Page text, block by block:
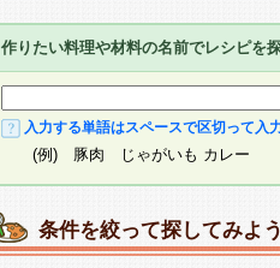
作りたい料理や材料の名前でレシピを
入力する単語はスペースで区切って入
(例) 豚肉 じゃがいも カレー
条件を絞って探してみよう